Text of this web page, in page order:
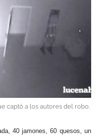
captó a los autores del robo.
40 jamones, 60 quesos, un